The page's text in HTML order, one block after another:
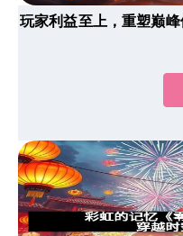
玩家利益至上，重塑巅